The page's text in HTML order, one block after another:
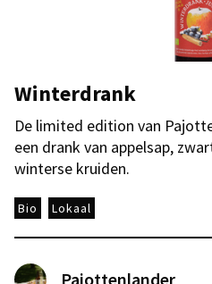
Winterdrank
De limited edition van
een drank van appelsap,
winterse kruiden.
Bio Lokaal
Pajottenlander